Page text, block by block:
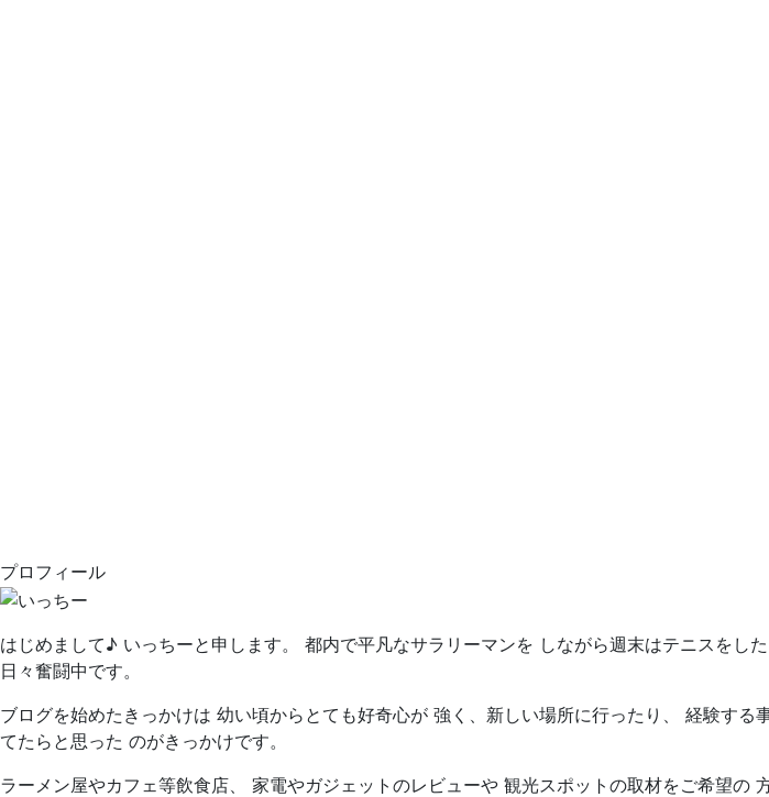
プロフィール
はじめまして♪ いっちーと申します。 都内で平凡なサラリーマンを しながら週末はテニスをし
日々奮闘中です。
ブログを始めたきっかけは 幼い頃からとても好奇心が 強く、新しい場所に行ったり、 経験す
てたらと思った のがきっかけです。
ラーメン屋やカフェ等飲食店、 家電やガジェットのレビューや 観光スポットの取材をご希望の